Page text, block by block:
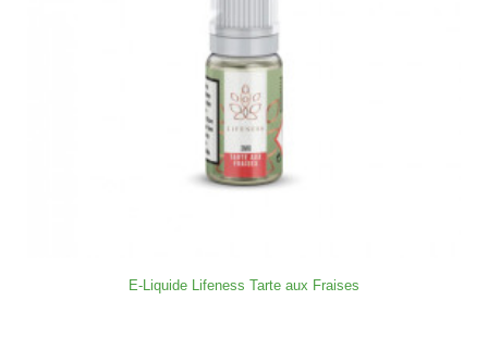
E-Liquide Lifeness Tarte aux Fraises